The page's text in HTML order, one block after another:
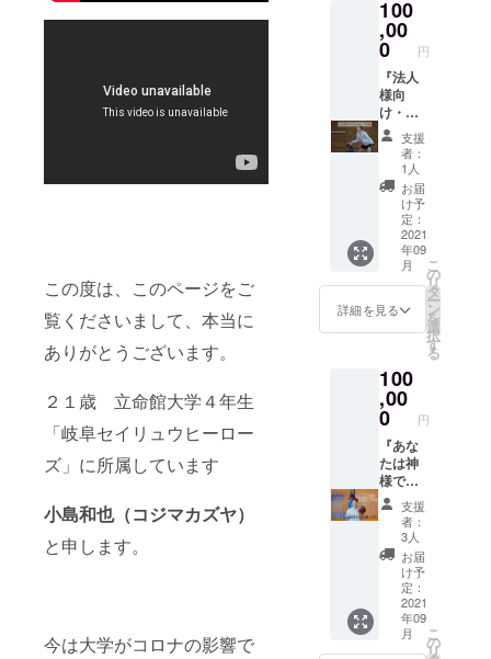
この度は、このページをご
覧くださいまして、本当に
ありがとうございます。
２１歳 立命館大学４年生
「岐阜セイリュウヒーロー
ズ」に所属しています
小島和也（コジマカズヤ）
と申します。
今は大学がコロナの影響で
願いし
ます！
・なん
でも質
問して
くださ
い！ ・
複数名
でも可
能で
す！ ・
オフ
シーズ
ンでの
対応に
なると
思いま
す！ ・
公共の
場でお
きると
嬉しい
です！
100
,00
0 円
『法人
様向
け・ス
ポン
サー
半年』
絶対成
功させ
ます！
僕を応
援して
くださ
い！ ・
御社の
名前で
バスケ
ニック
を開き
ます。
・フォ
ロワー
約2万人
のTik
Tokで定
期的に
宣伝さ
せてい
ただき
ます。
・ト
レーニ
ング
支援
者：
1人
お届
け予
定：
2021
年09
月
詳細を見る
こ
の
リ
タ
ー
ン
を
選
択
す
る
100
,00
0 円
『あな
たは神
様で
す！プ
ラン』
→これ
を支援
してく
れたあ
なたは
私の神
様で
支援
者：
3人
お届
け予
定：
2021
年09
月
こ
の
リ